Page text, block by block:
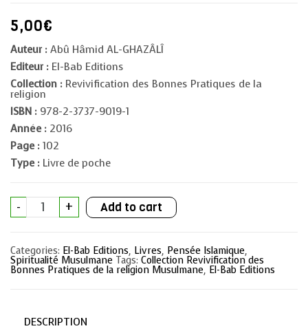
5,00€
Auteur : Abû Hâmid AL-GHAZÂLÎ
Editeur : El-Bab Editions
Collection : Revivification des Bonnes Pratiques de la
religion
ISBN : 978-2-3737-9019-1
Année : 2016
Page : 102
Type : Livre de poche
- L'approche
spirituelle
du
quantity
+ Add to cart
Categories: El-Bab Editions, Livres, Pensée Islamique,
Spiritualité Musulmane Tags: Collection Revivification des
Bonnes Pratiques de la religion Musulmane, El-Bab Editions
DESCRIPTION